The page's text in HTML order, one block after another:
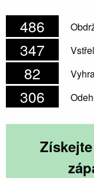
486
347
82
306